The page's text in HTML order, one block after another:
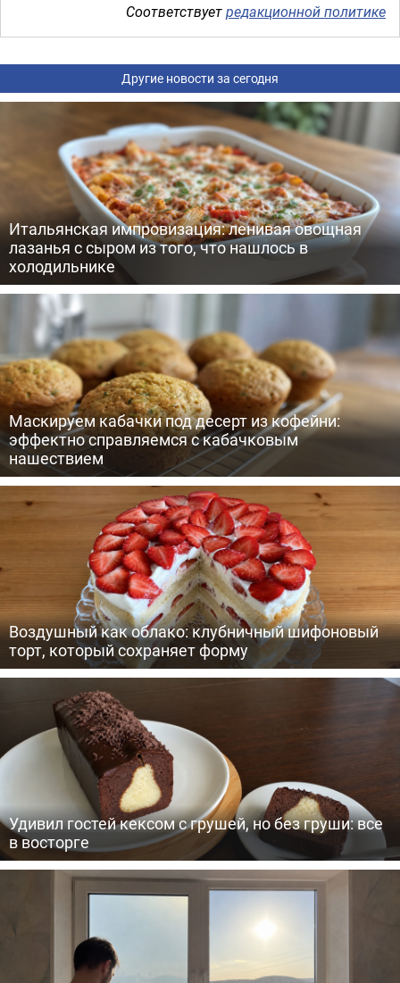
Соответствуетредакционной политике
Другие новости за сегодня
Итальянская импровизация: ленивая овощная
лазанья с сыром из того, что нашлось в
холодильнике
Маскируем кабачки под десерт из кофейни:
эффектно справляемся с кабачковым
нашествием
Воздушный как облако: клубничный шифоновый
торт, который сохраняет форму
Удивил гостей кексом с грушей, но без груши: все
в восторге